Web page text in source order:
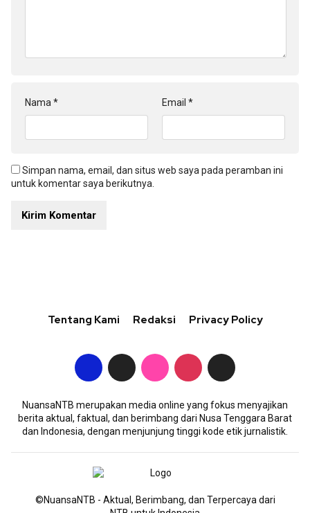
Nama * Email *
Simpan nama, email, dan situs web saya pada peramban ini
untuk komentar saya berikutnya.
Tentang Kami Redaksi Privacy Policy
NuansaNTB merupakan media online yang fokus menyajikan
berita aktual, faktual, dan berimbang dari Nusa Tenggara Barat
dan Indonesia, dengan menjunjung tinggi kode etik jurnalistik.
©NuansaNTB - Aktual, Berimbang, dan Terpercaya dari